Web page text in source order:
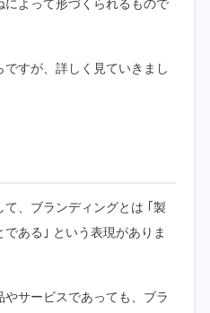
よって形づくられるもので
すが、詳しく見ていきまし
、ブランディングとは ｢製
ある｣ という表現がありま
サービスであっても、ブラ